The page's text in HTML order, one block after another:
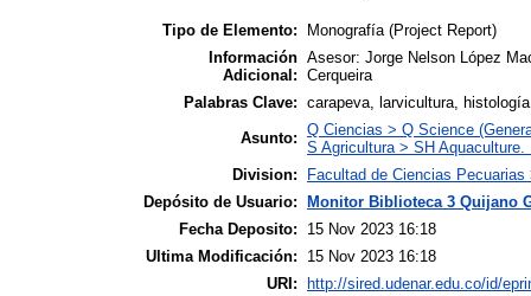
Tipo de Elemento:
Monografía (Project Report)
Información
Adicional:
Asesor: Jorge Nelson López
Cerqueira
Palabras Clave: carapeva, larvicultura,
Asunto: Q Ciencias > Q Science
S Agricultura > SH Aquaculture.
Division:
Facultad de Ciencias
Depósito de Usuario: Monitor Biblioteca 3 Quijano
Fecha Deposito:
15 Nov 2023 16:18
Ultima Modificación:
15 Nov 2023 16:18
URI: http://sired.udenar.edu.co/id/